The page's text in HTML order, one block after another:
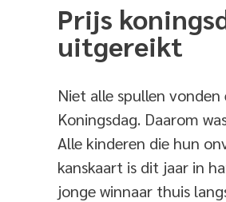
Prijs
uitgereikt
Niet alle spullen
Koningsdag. Daarom
Alle kinderen die hun
kanskaart is dit jaar in
jonge winnaar thuis